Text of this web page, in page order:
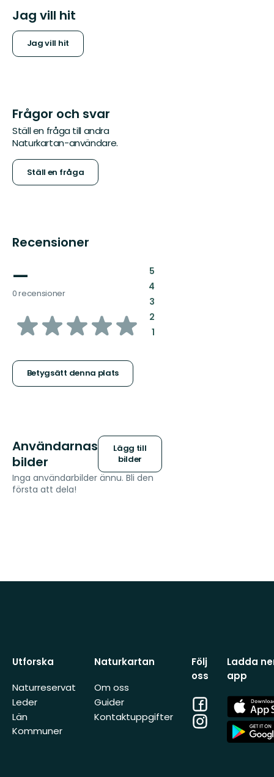
Jag vill hit
Jag vill hit
Frågor och svar
Ställ en fråga till andra
Naturkartan-användare.
Ställ en fråga
Recensioner
—
0 recensioner
av
stjärnor
Betygsätt denna plats
5:
4:
3:
2:
1:
Användarnas
bilder
Lägg till
bilder
Inga användarbilder ännu. Bli den
första att dela!
Utforska
Naturreservat
Leder
Län
Kommuner
Naturkartan
Om oss
Guider
Kontaktuppgifter
Följ
oss
Facebook
Instagram
Ladda
app
App
Store
App
Store